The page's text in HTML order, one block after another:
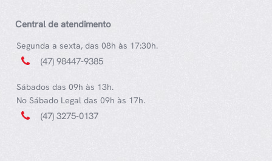
Central de atendimento
Segunda a sexta, das 08h às 17:30h.
(47) 98447-9385
Sábados das 09h às 13h.
No Sábado Legal das 09h às 17h.
(47) 3275-0137